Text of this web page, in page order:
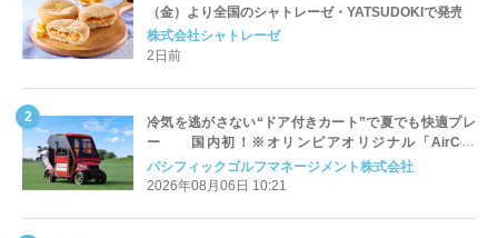
（金）より全国のシャトレーゼ・YATSUDOKIで発売
株式会社シャトレーゼ
2日前
冷気を逃がさない“ドア付きカート”で夏でも快適プレ
ー 国内初！※オリンピアオリジナル「AirCon
Cart（エアコンカート）」導入 | ＰＧＭ
パシフィックゴルフマネージメント株式会社
2026年08月06日 10:21